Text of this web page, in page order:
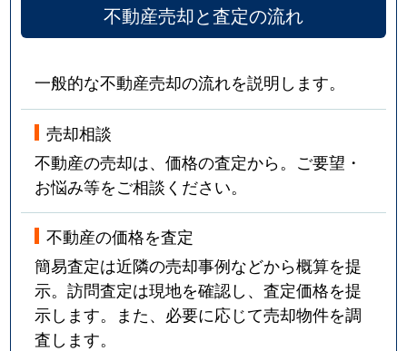
不動産売却と査定の流れ
一般的な不動産売却の流れを説明します。
売却相談
不動産の売却は、価格の査定から。ご要望・
お悩み等をご相談ください。
不動産の価格を査定
簡易査定は近隣の売却事例などから概算を提
示。訪問査定は現地を確認し、査定価格を提
示します。また、必要に応じて売却物件を調
査します。